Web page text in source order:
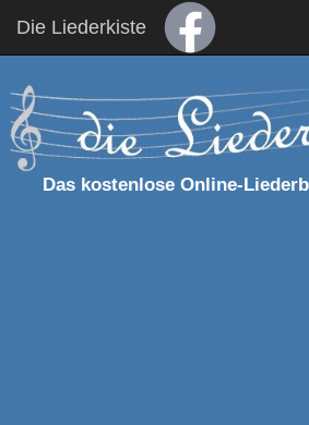
Die Liederkiste
Das kostenlose Online-